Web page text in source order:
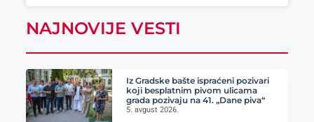
NAJNOVIJE VESTI
Iz Gradske bašte ispraćeni pozivari
koji besplatnim pivom ulicama
grada pozivaju na 41. „Dane piva“
5. avgust 2026.